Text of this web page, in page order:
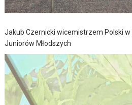
Jakub Czernicki wicemistrzem Polski
Juniorów Młodszych